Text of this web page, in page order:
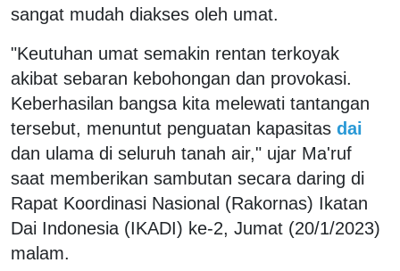
sangat mudah diakses oleh umat.
"Keutuhan umat semakin rentan terkoyak
akibat sebaran kebohongan dan provokasi.
Keberhasilan bangsa kita melewati tantangan
tersebut, menuntut penguatan kapasitas dai
dan ulama di seluruh tanah air," ujar Ma'ruf
saat memberikan sambutan secara daring di
Rapat Koordinasi Nasional (Rakornas) Ikatan
Dai Indonesia (IKADI) ke-2, Jumat (20/1/2023)
malam.